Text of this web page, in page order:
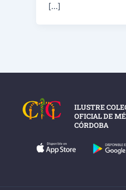
[…]
ILUSTRE
OFICIAL DE
CÓRDOBA